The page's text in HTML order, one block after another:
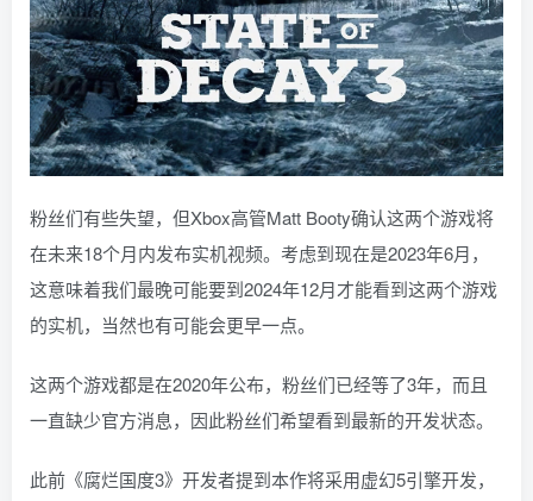
粉丝们有些失望，但Xbox高管Matt Booty确认这两个游戏将
在未来18个月内发布实机视频。考虑到现在是2023年6月，
这意味着我们最晚可能要到2024年12月才能看到这两个游戏
的实机，当然也有可能会更早一点。
这两个游戏都是在2020年公布，粉丝们已经等了3年，而且
一直缺少官方消息，因此粉丝们希望看到最新的开发状态。
此前《腐烂国度3》开发者提到本作将采用虚幻5引擎开发，